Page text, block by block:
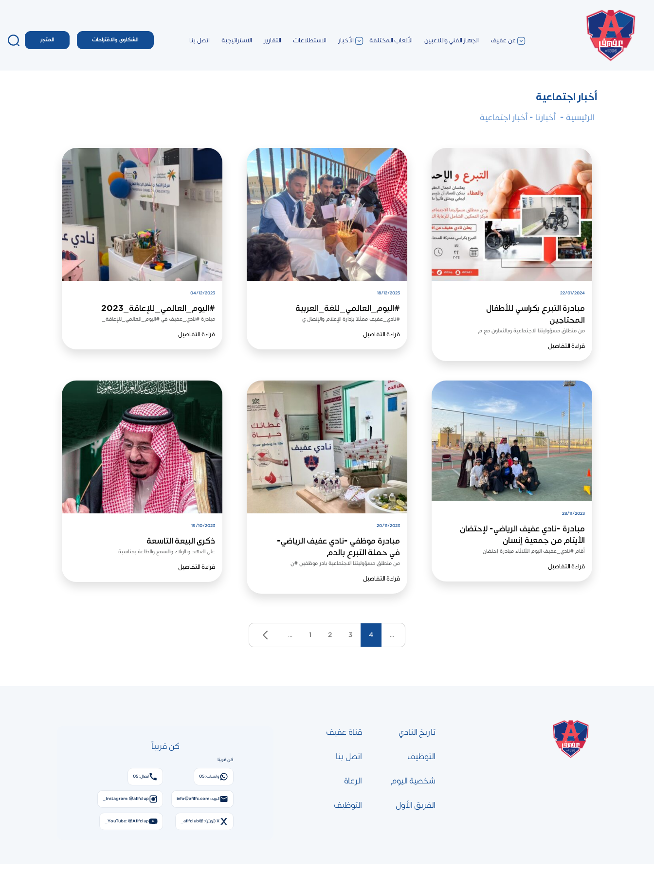
عن عفيف الجهاز الفني واللاعبين الألعاب المختلفة الأخبار الاستطلاعات التقارير الاستراتيجية اتصل بنا الشكاوى والاقتراحات المتجر
أخبار اجتماعية
الرئيسية - أخبارنا - أخبار اجتماعية
22/01/2024
مبادرة التبرع بكراسي للأطفال
المحتاجين
من منطلق مسؤوليتنا الاجتماعية وبالتعاون مع م
قراءة التفاصيل
18/12/2023
#اليوم_العالمي_للغة_العربية
#نادي_عفيف ممثلًا بإدارة الإعلام والإتصال يُ
قراءة التفاصيل
04/12/2023
#اليوم_العالمي_للإعاقة_2023
مبادرة #نادي_عفيف في #اليوم_العالمي_للإعاقة_
قراءة التفاصيل
28/11/2023
مبادرة -نادي عفيف الرياضي- لإحتضان
الأيتام من جمعية إنسان
أقام #نادي_عفيف اليوم الثلاثاء مبادرة إحتضان
قراءة التفاصيل
20/11/2023
مبادرة موظفي -نادي عفيف الرياضي-
في حملة التبرع بالدم
من منطلق مسؤوليتنا الاجتماعية بادر موظفين #ن
قراءة التفاصيل
19/10/2023
ذكرى البيعة التاسعة
على العهد و الولاء والسمع والطاعة بمناسبة
قراءة التفاصيل
... 1 2 3 4 ...
تاريخ النادي قناة عفيف
التوظيف اتصل بنا
شخصية اليوم الرعاة
الفريق الأول التوظيف
كن قريباً
كن قريبًا
واتساب: 05 اتصال: 05
البريد: info@afiffc.com Instagram: @afifclup_
X (تويتر): @afifclub_ YouTube: @Afifclup_